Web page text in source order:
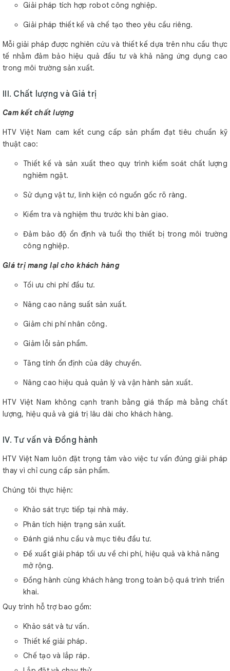
Giải pháp tích hợp robot công nghiệp.
Giải pháp thiết kế và chế tạo theo yêu cầu riêng.
Mỗi giải pháp được nghiên cứu và thiết kế dựa trên nhu cầu thực
tế nhằm đảm bảo hiệu quả đầu tư và khả năng ứng dụng cao
trong môi trường sản xuất.
III. Chất lượng và Giá trị
Cam kết chất lượng
HTV Việt Nam cam kết cung cấp sản phẩm đạt tiêu chuẩn kỹ
thuật cao:
Thiết kế và sản xuất theo quy trình kiểm soát chất lượng
nghiêm ngặt.
Sử dụng vật tư, linh kiện có nguồn gốc rõ ràng.
Kiểm tra và nghiệm thu trước khi bàn giao.
Đảm bảo độ ổn định và tuổi thọ thiết bị trong môi trường
công nghiệp.
Giá trị mang lại cho khách hàng
Tối ưu chi phí đầu tư.
Nâng cao năng suất sản xuất.
Giảm chi phí nhân công.
Giảm lỗi sản phẩm.
Tăng tính ổn định của dây chuyền.
Nâng cao hiệu quả quản lý và vận hành sản xuất.
HTV Việt Nam không cạnh tranh bằng giá thấp mà bằng chất
lượng, hiệu quả và giá trị lâu dài cho khách hàng.
IV. Tư vấn và Đồng hành
HTV Việt Nam luôn đặt trọng tâm vào việc tư vấn đúng giải pháp
thay vì chỉ cung cấp sản phẩm.
Chúng tôi thực hiện:
Khảo sát trực tiếp tại nhà máy.
Phân tích hiện trạng sản xuất.
Đánh giá nhu cầu và mục tiêu đầu tư.
Đề xuất giải pháp tối ưu về chi phí, hiệu quả và khả năng
mở rộng.
Đồng hành cùng khách hàng trong toàn bộ quá trình triển
khai.
Quy trình hỗ trợ bao gồm:
Khảo sát và tư vấn.
Thiết kế giải pháp.
Chế tạo và lắp ráp.